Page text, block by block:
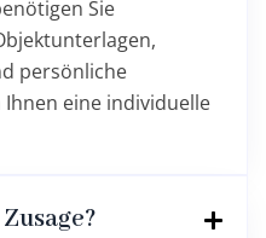
Sie
persönliche
eine individuelle